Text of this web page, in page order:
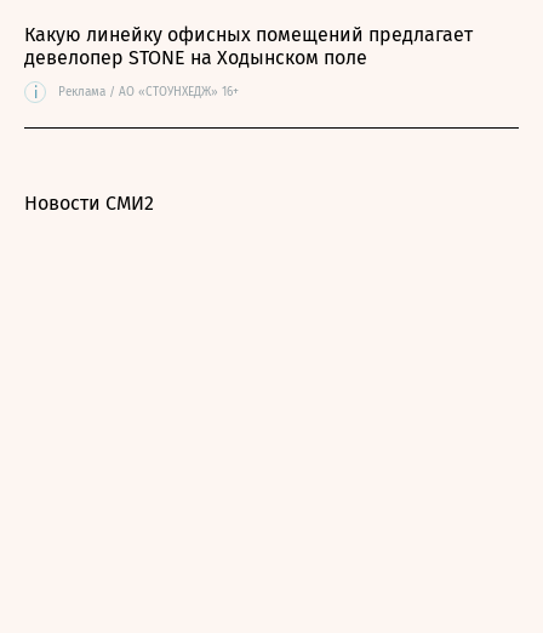
Какую линейку офисных помещений предлагает
девелопер STONE на Ходынском поле
i Реклама / АО «СТОУНХЕДЖ» 16+
Новости СМИ2